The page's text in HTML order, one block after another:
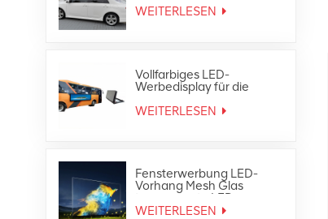
Taxi-Top-LED-Anzeige für
WEITERLESEN
Vollfarbiges LED-
Werbedisplay für die
Heckscheibe des
Außenbusses
WEITERLESEN
Fensterwerbung LED-
Vorhang Mesh Glas
transparente LED-
Anzeige
WEITERLESEN